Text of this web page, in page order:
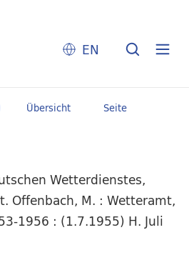
EN
Übersicht Seite
Wetterdienstes,
Offenbach, M. : Wetteramt,
1956 : (1.7.1955) H. Juli